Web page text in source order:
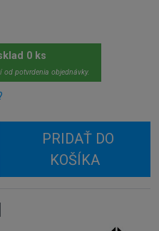
0 ks
potvrdenia objednávky.
PRIDAŤ DO
KOŠÍKA